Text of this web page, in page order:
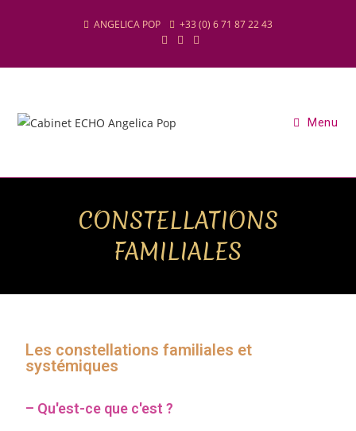
ANGELICA POP +33 (0) 6 71 87 22 43
Menu
CONSTELLATIONS
FAMILIALES
Les constellations familiales et
systémiques
– Qu'est-ce que c'est ?